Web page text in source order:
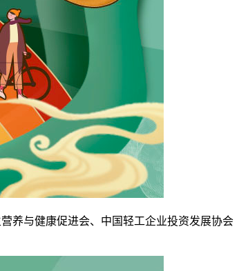
养与健康促进会、中国轻工企业投资发展协会